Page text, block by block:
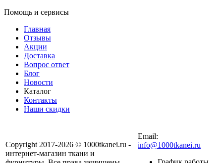
Помощь и сервисы
Главная
Отзывы
Акции
Доставка
Вопрос ответ
Блог
Новости
Каталог
Контакты
Наши скидки
Copyright 2017-2026 © 1000tkanei.ru -
интернет-магазин ткани и
Email:
info@1000tkanei.ru